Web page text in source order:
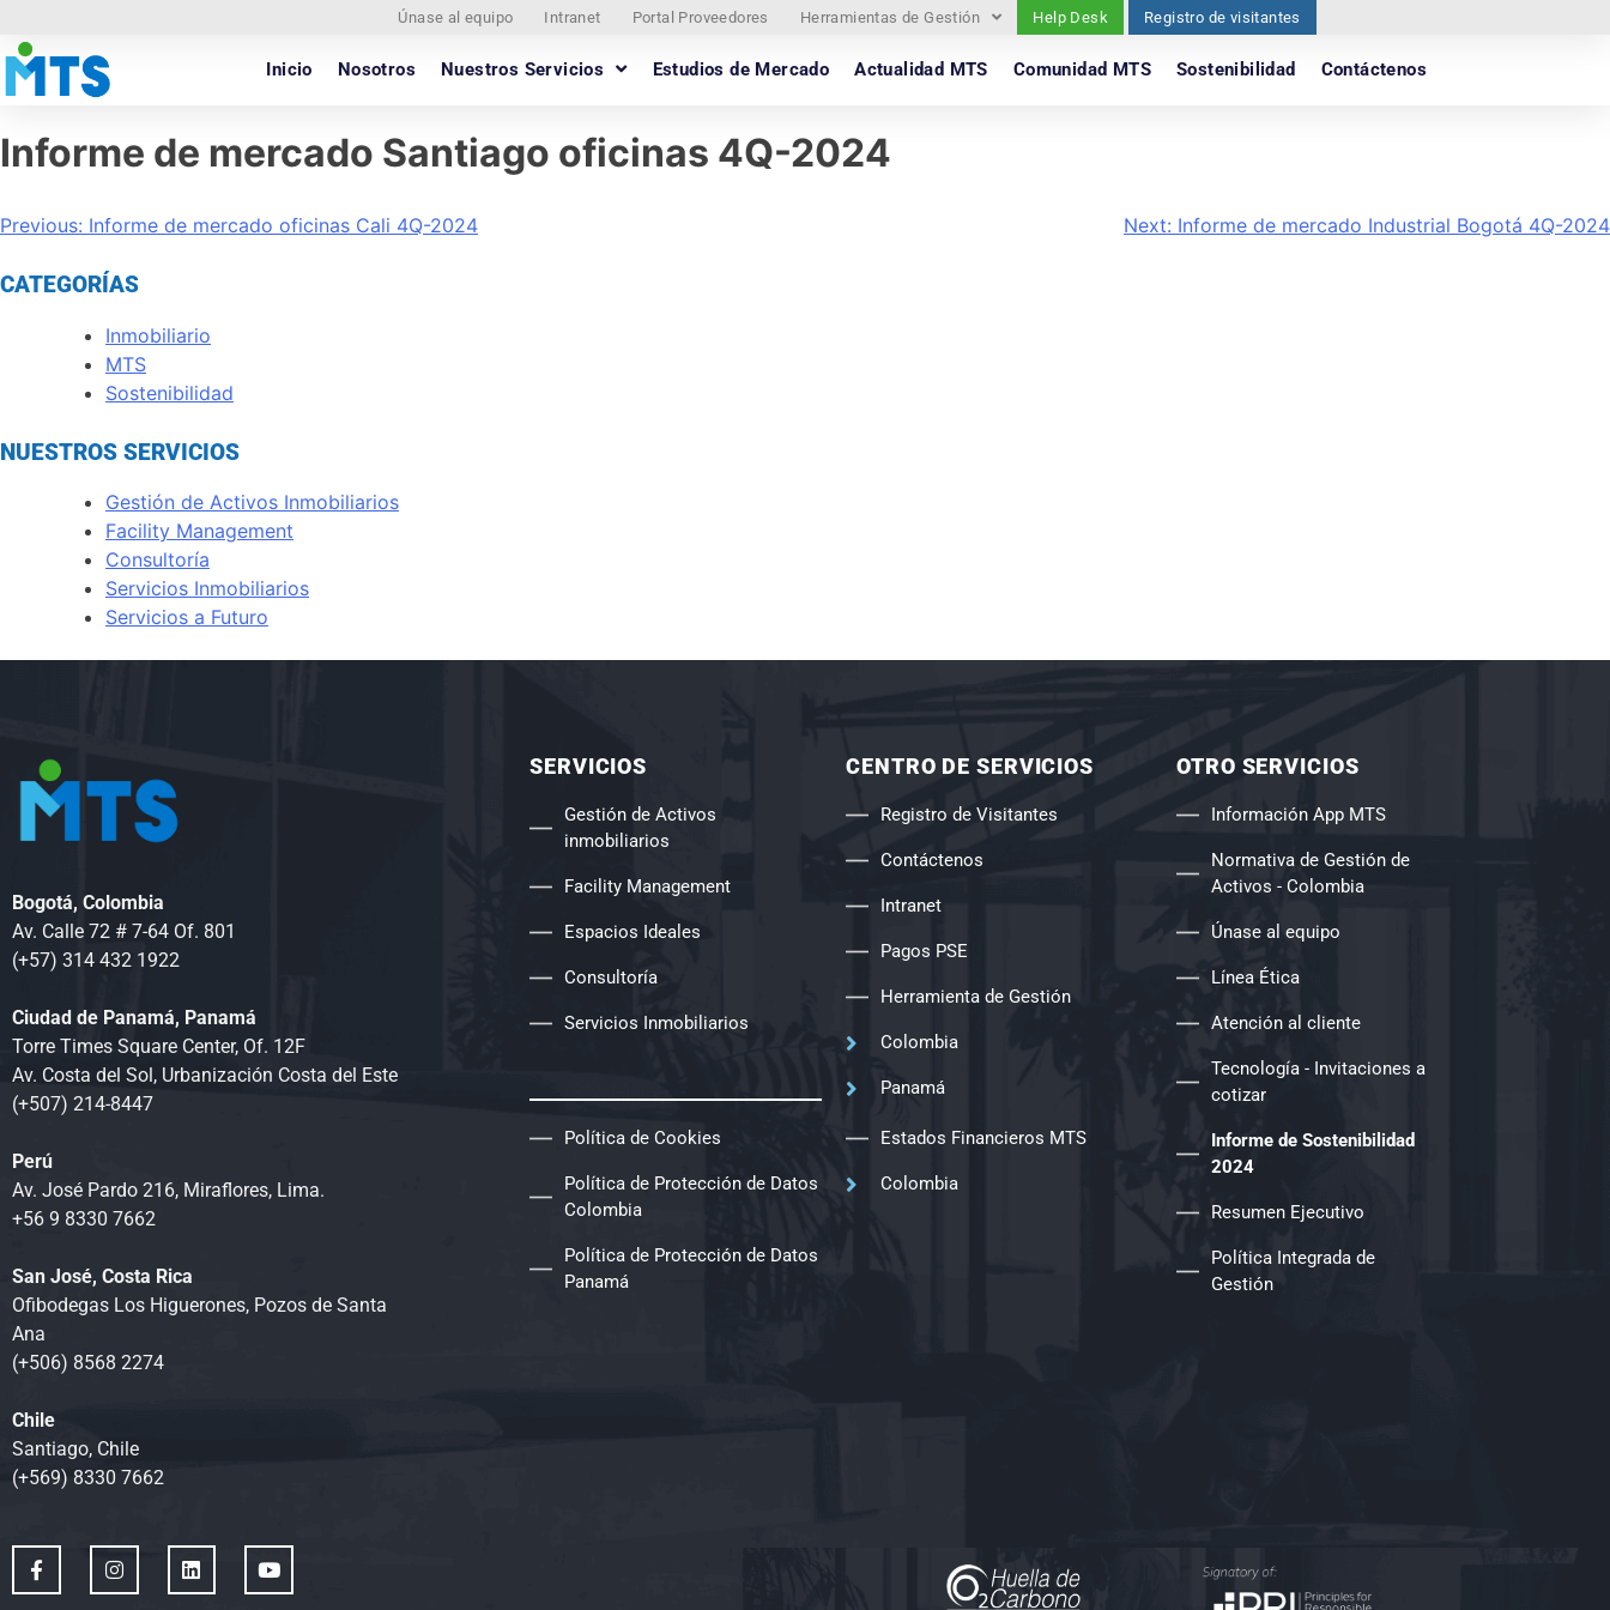
Únase al equipo Intranet Portal Proveedores Herramientas de Gestión Help Desk Registro de visitantes
Inicio Nosotros Nuestros Servicios Estudios de Mercado Actualidad MTS Comunidad MTS Sostenibilidad Contáctenos
Informe de mercado Santiago oficinas 4Q-2024
Previous: Informe de mercado oficinas Cali 4Q-2024 Next: Informe de mercado Industrial Bogotá 4Q-2024
CATEGORÍAS
Inmobiliario
MTS
Sostenibilidad
NUESTROS SERVICIOS
Gestión de Activos Inmobiliarios
Facility Management
Consultoría
Servicios Inmobiliarios
Servicios a Futuro
Bogotá, Colombia
Av. Calle 72 # 7-64 Of. 801
(+57) 314 432 1922
Ciudad de Panamá, Panamá
Torre Times Square Center, Of. 12F
Av. Costa del Sol, Urbanización Costa del Este
(+507) 214-8447
Perú
Av. José Pardo 216, Miraflores, Lima.
+56 9 8330 7662
San José, Costa Rica
Ofibodegas Los Higuerones, Pozos de Santa
Ana
(+506) 8568 2274
Chile
Santiago, Chile
(+569) 8330 7662
SERVICIOS
Gestión de Activos
inmobiliarios
Facility Management
Espacios Ideales
Consultoría
Servicios Inmobiliarios
Política de Cookies
Política de Protección de Datos
Colombia
Política de Protección de Datos
Panamá
CENTRO DE SERVICIOS
Registro de Visitantes
Contáctenos
Intranet
Pagos PSE
Herramienta de Gestión
Colombia
Panamá
Estados Financieros MTS
Colombia
OTRO SERVICIOS
Información App MTS
Normativa de Gestión de
Activos - Colombia
Únase al equipo
Línea Ética
Atención al cliente
Tecnología - Invitaciones a
cotizar
Informe de Sostenibilidad
2024
Resumen Ejecutivo
Política Integrada de
Gestión